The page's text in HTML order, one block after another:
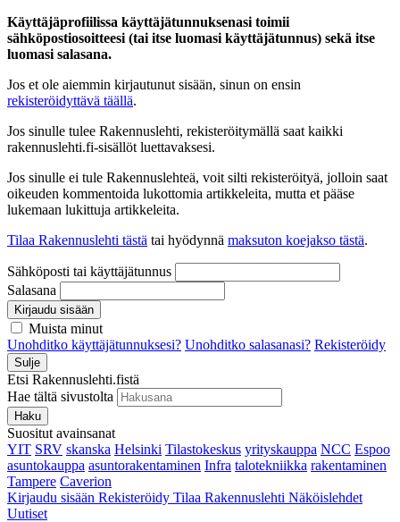
Käyttäjäprofiilissa käyttäjätunnuksenasi toimii
sähköpostiosoitteesi (tai itse luomasi käyttäjätunnus) sekä itse
luomasi salasana.
Jos et ole aiemmin kirjautunut sisään, sinun on ensin
rekisteröidyttävä täällä.
Jos sinulle tulee Rakennuslehti, rekisteröitymällä saat kaikki
rakennuslehti.fi-sisällöt luettavaksesi.
Jos sinulle ei tule Rakennuslehteä, voit silti rekisteröityä, jolloin saat
oikeuden kommentoida lukottomia artikkeleita, mutta et pääse
lukemaan lukittuja artikkeleita.
Tilaa Rakennuslehti tästä tai hyödynnä maksuton koejakso tästä.
Sähköposti tai käyttäjätunnus
Salasana
Kirjaudu sisään
Muista minut
Unohditko käyttäjätunnuksesi? Unohditko salasanasi? Rekisteröidy
Sulje
Etsi Rakennuslehti.fistä
Hae tältä sivustolta
Haku
Suositut avainsanat
YIT SRV skanska Helsinki Tilastokeskus yrityskauppa NCC Espoo
asuntokauppa asuntorakentaminen Infra talotekniikka rakentaminen
Tampere Caverion
Kirjaudu sisään Rekisteröidy Tilaa Rakennuslehti Näköislehdet
Uutiset